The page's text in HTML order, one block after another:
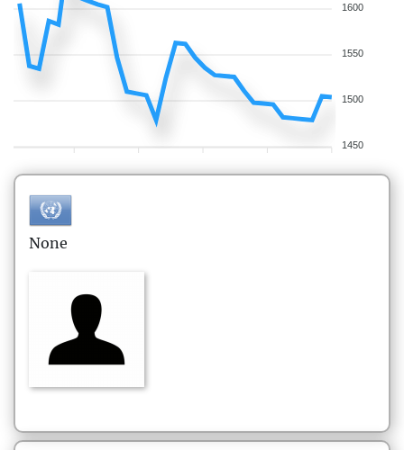
1600
1550
1500
1450
None